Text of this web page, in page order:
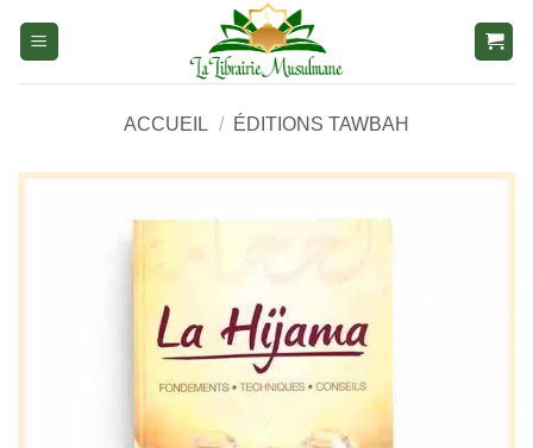
ACCUEIL / ÉDITIONS TAWBAH